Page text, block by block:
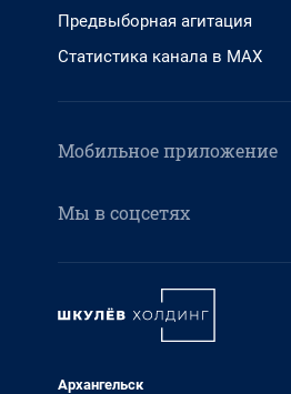
Предвыборная агитация
Статистика канала в MAX
Мобильное приложение
Мы в соцсетях
Архангельск